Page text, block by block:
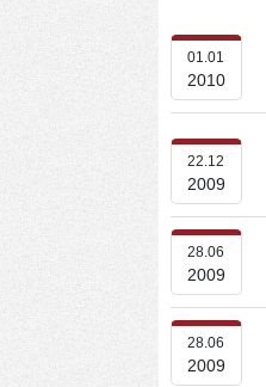
01.01
2010
22.12
2009
28.06
2009
28.06
2009